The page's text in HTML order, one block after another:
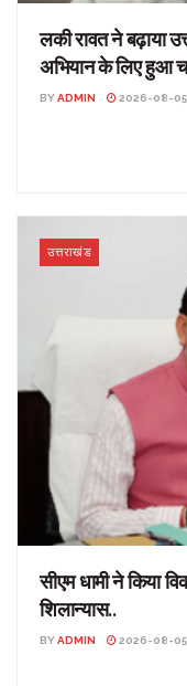
लकी रावत ने बढ़ाया
अभियान के लिए हुआ
BYADMIN 2026-08-05
उत्तराखंड
सीएम धामी ने किया
शिलान्यास..
BYADMIN 2026-08-05